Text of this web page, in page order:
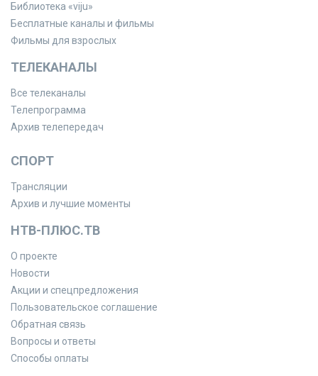
Библиотека «viju»
Бесплатные каналы и фильмы
Фильмы для взрослых
ТЕЛЕКАНАЛЫ
Все телеканалы
Телепрограмма
Архив телепередач
СПОРТ
Трансляции
Архив и лучшие моменты
НТВ-ПЛЮС.ТВ
О проекте
Новости
Акции и спецпредложения
Пользовательское соглашение
Обратная связь
Вопросы и ответы
Способы оплаты